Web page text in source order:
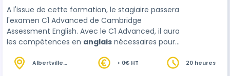
A l'issue de cette formation, le stagiaire passera
l'examen C1 Advanced de Cambridge
Assessment English. Avec le C1 Advanced, il aura
les compétences en anglais nécessaires pour
entreprise, à l'écrit comme à l'oral.
Albertville
> 0€ HT 20 heures